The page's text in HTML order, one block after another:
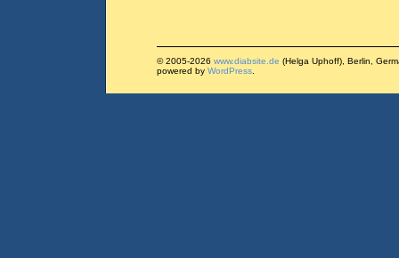
© 2005-2026 www.diabsite.de (Helga Uphoff), Berlin,
powered by WordPress.